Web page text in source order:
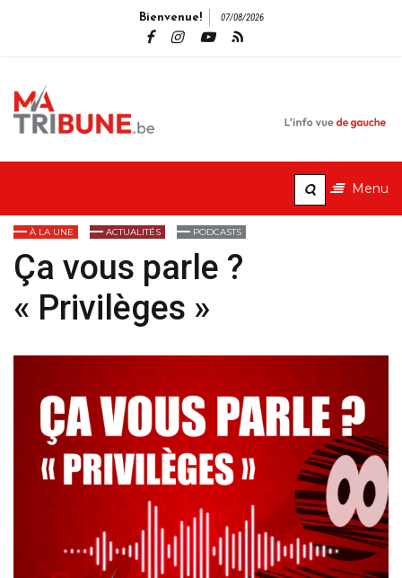
Bienvenue! 07/08/2026
Menu
À LA UNE ACTUALITÉS PODCASTS
Ça vous parle ?
« Privilèges »